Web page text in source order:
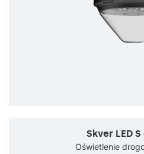
Skver LED
Oświetlenie